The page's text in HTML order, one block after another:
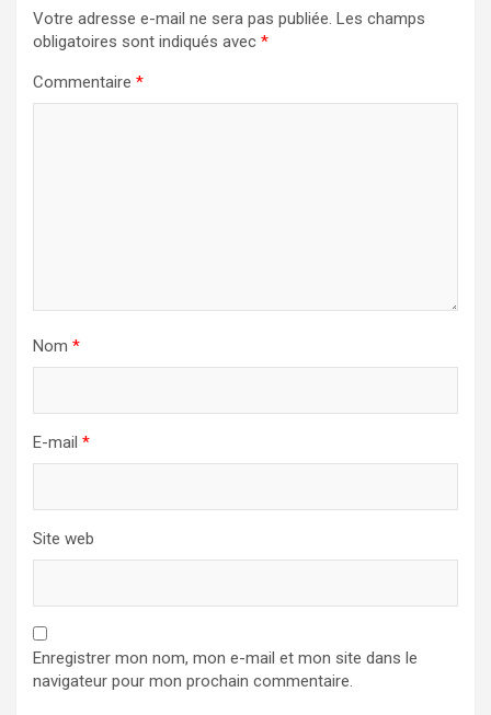
Votre adresse e-mail ne sera pas publiée. Les champs
obligatoires sont indiqués avec *
Commentaire *
Nom *
E-mail *
Site web
Enregistrer mon nom, mon e-mail et mon site dans le
navigateur pour mon prochain commentaire.